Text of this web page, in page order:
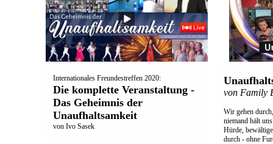
Internationales Freundestreffen 2020:
Die komplette Veranstaltung -
Das Geheimnis der
Unaufhaltsamkeit
von Ivo Sasek
von Family
Wir gehen
niemand hält
Hürde,
durch - ohne